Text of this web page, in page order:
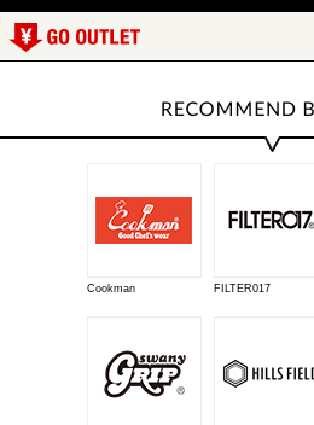
Cookman FILTER017